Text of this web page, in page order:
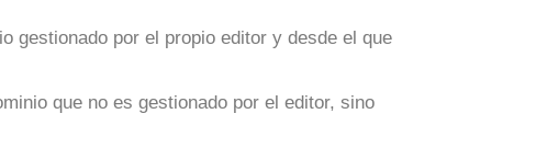
gestionado por el propio editor y desde el que
que no es gestionado por el editor, sino